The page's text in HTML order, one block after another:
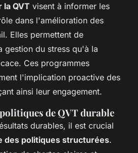
QVT visent à informer les
dans l'amélioration des
Elles permettent de
gestion du stress qu'à la
Ces programmes
l'implication proactive des
ainsi leur engagement.
de QVT durable
durables, il est crucial
des politiques structurées.